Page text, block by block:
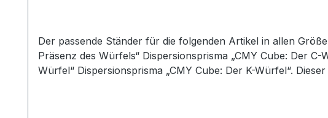
Der passende Ständer für die folgenden Artikel in allen
Präsenz des Würfels“ Dispersionsprisma „CMY Cube: Der
Würfel“ Dispersionsprisma „CMY Cube: Der K-Würfel“.